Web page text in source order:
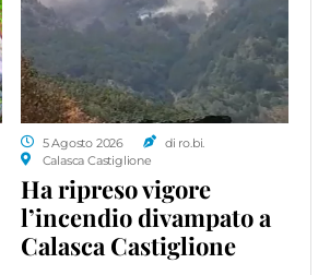
5 Agosto 2026
di ro.bi.
Calasca Castiglione
Ha ripreso vigore
l’incendio divampato a
Calasca Castiglione